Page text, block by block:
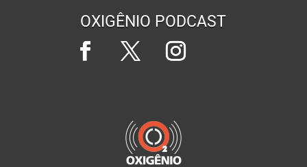
OXIGÊNIO PODCAST